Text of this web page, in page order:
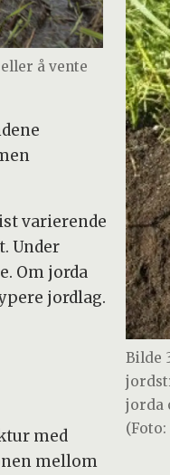
å vente
Bilde
jorda
(Foto:
varierende
Under
Om jorda
jordlag.
med
mellom